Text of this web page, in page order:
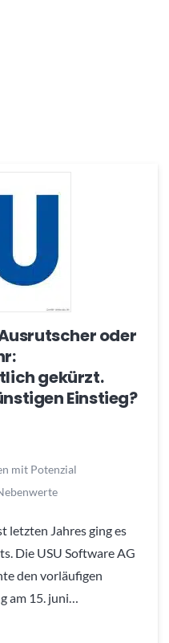
oder
gekürzt.
Einstieg?
mit Potenzial
letzten Jahres ging es
Die USU Software AG
den vorläufigen
am 15. juni…